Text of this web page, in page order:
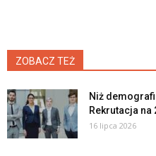
ZOBACZ TEŻ
Niż
Rekrutacja na
16 lipca 2026